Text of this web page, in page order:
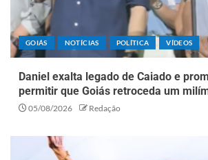
GOIÁS NOTÍCIAS POLÍTICA VÍDEOS
Daniel exalta legado de Caiado e
permitir que Goiás retroceda um
05/08/2026 Redação